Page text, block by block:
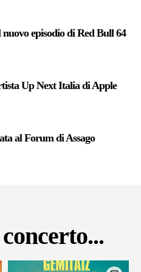
episodio di Red Bull 64
Up Next Italia di Apple
al Forum di Assago